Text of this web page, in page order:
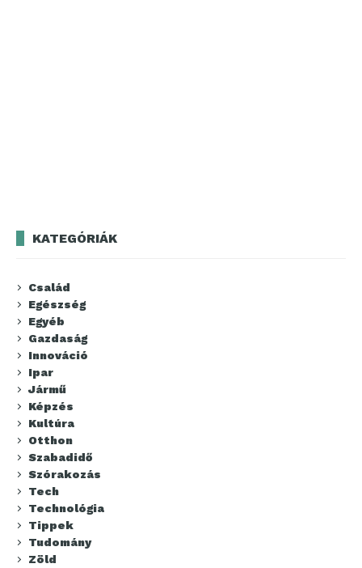
KATEGÓRIÁK
Család
Egészség
Egyéb
Gazdaság
Innováció
Ipar
Jármű
Képzés
Kultúra
Otthon
Szabadidő
Szórakozás
Tech
Technológia
Tippek
Tudomány
Zöld